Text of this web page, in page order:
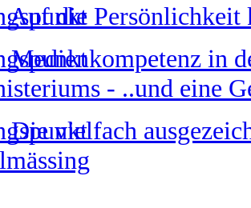
Auf die Persönlichkeit
Medienkompetenz in
- ..und eine
Die vielfach